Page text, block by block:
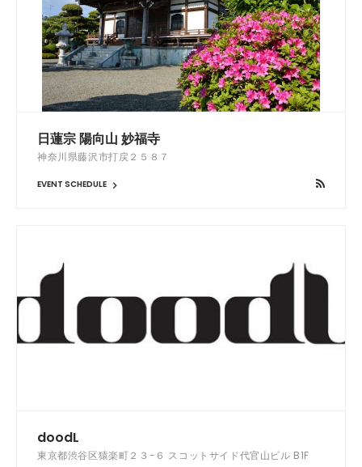
日蓮宗 陽向山 妙福寺
神奈川県藤沢市打戻２５８７
EVENT SCHEDULE
doodL
東京都渋谷区猿楽町２３−６ スコットサイド代官山ビル B1F